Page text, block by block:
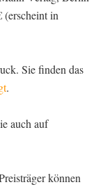
in
Sie finden das
.
auch auf
können